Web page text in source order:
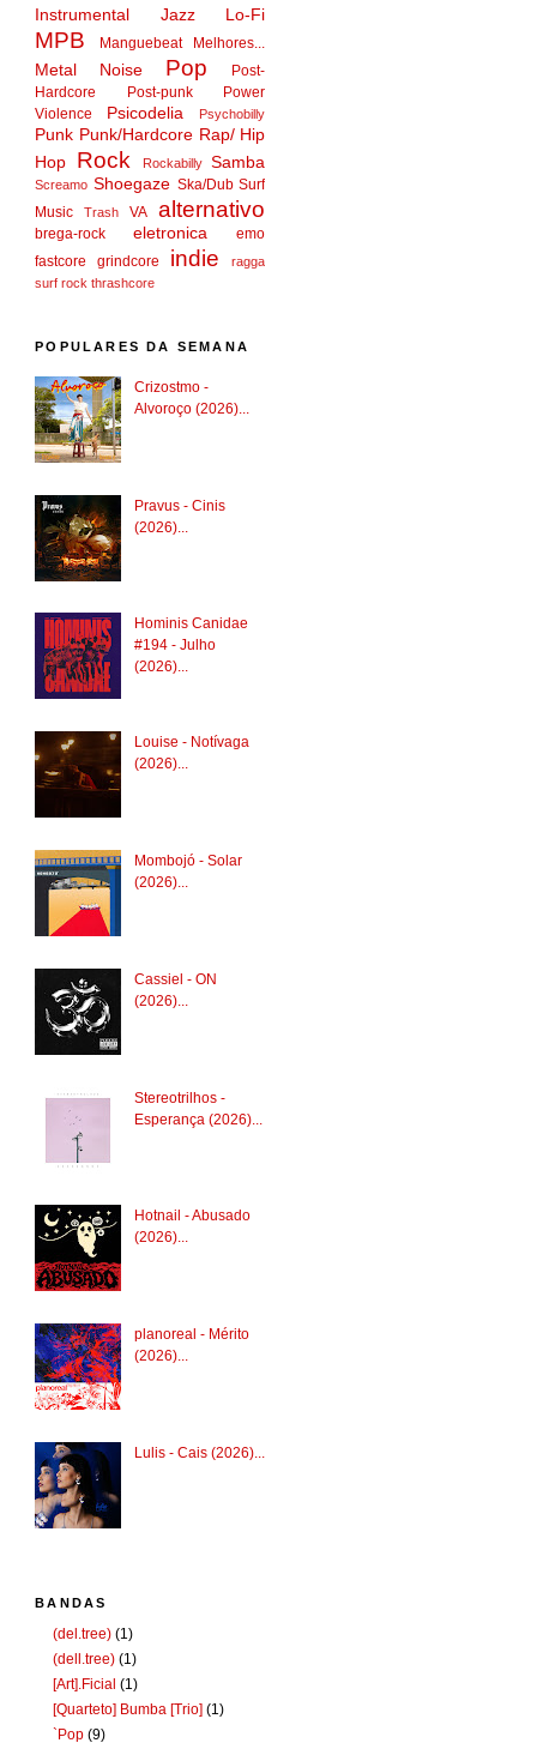
Instrumental Jazz Lo-Fi
MPB Manguebeat Melhores...
Metal Noise Pop
Post-
Hardcore
Post-punk
Power
Violence
Psicodelia Psychobilly
Punk Punk/Hardcore Rap/ Hip
Hop
Rock Rockabilly Samba
Screamo Shoegaze Ska/Dub Surf
Music
Trash VA alternativo
brega-rock eletronica
emo
fastcore
grindcore indie
ragga
surf rock thrashcore
POPULARES DA SEMANA
Crizostmo -
Alvoroço (2026)...
Pravus - Cinis
(2026)...
Hominis Canidae
#194 - Julho
(2026)...
Louise - Notívaga
(2026)...
Mombojó - Solar
(2026)...
Cassiel - ON
(2026)...
Stereotrilhos -
Esperança (2026)...
Hotnail - Abusado
(2026)...
planoreal - Mérito
(2026)...
Lulis - Cais (2026)...
BANDAS
(del.tree) (1)
(dell.tree) (1)
[Art].Ficial (1)
[Quarteto] Bumba [Trio] (1)
`Pop (9)